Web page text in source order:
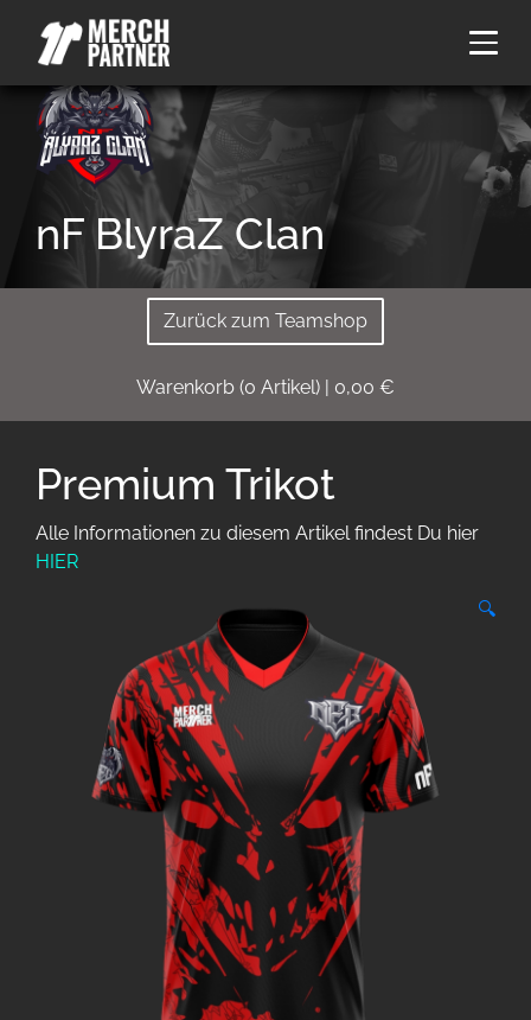
nF BlyraZ Clan
Zurück zum Teamshop
Warenkorb (0 Artikel) | 0,00 €
Premium Trikot
Alle Informationen zu diesem Artikel findest Du hier
HIER
🔍